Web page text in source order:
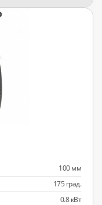
100 мм
175 град.
0.8 кВт